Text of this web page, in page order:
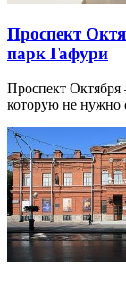
Проспект
парк Гафури
Проспект Октября
которую не нужно